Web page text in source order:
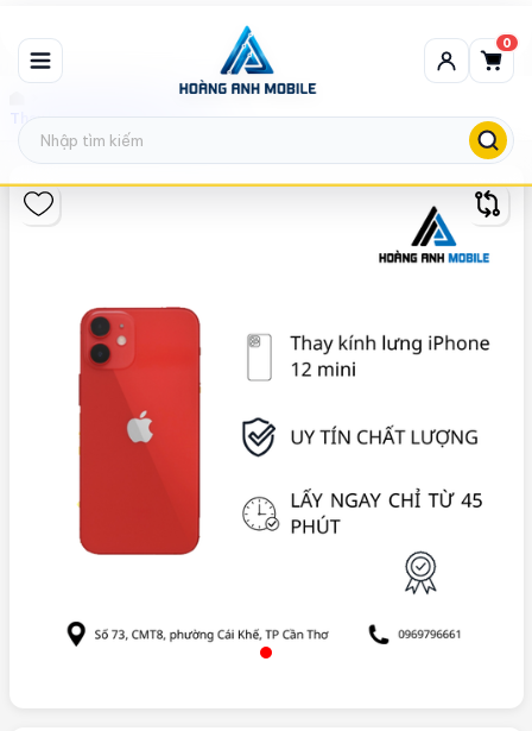
0
Thay kính lưng iPhone 12 mini